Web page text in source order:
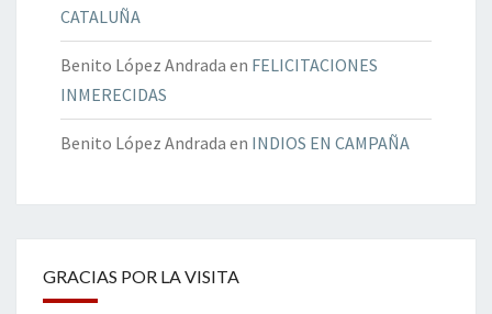
CATALUÑA
Benito López Andrada en FELICITACIONES
INMERECIDAS
Benito López Andrada en INDIOS EN CAMPAÑA
GRACIAS POR LA VISITA